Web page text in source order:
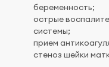
беременность;
острые
системы;
прием
стеноз шейки